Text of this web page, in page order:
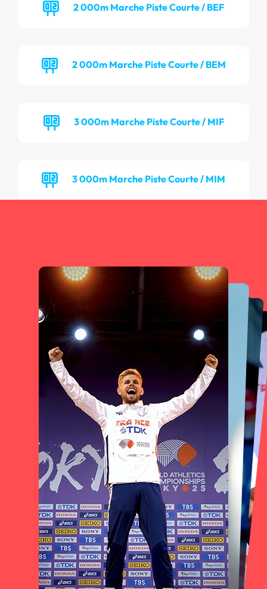
2 000m Marche Piste Courte / BEF
2 000m Marche Piste Courte / BEM
3 000m Marche Piste Courte / MIF
3 000m Marche Piste Courte / MIM